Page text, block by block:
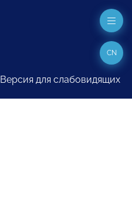
Версия для слабовидящих
CN